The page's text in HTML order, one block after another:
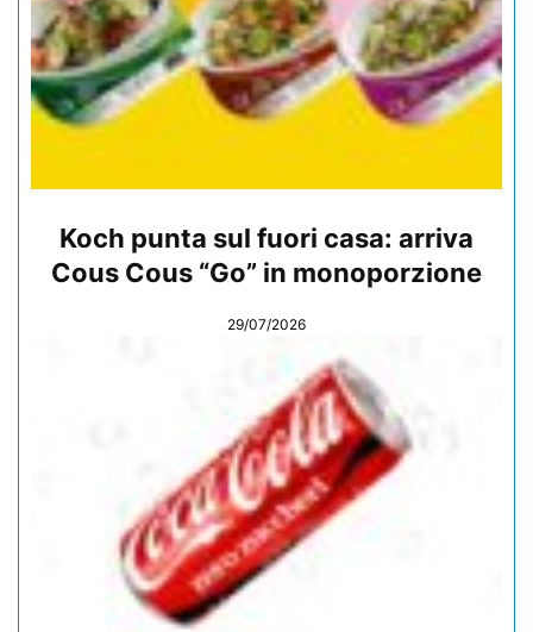
Koch punta sul fuori casa: arriva
Cous Cous “Go” in monoporzione
29/07/2026